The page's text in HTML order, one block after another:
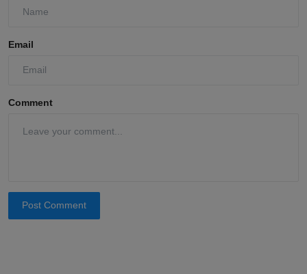
Email
Comment
Post Comment